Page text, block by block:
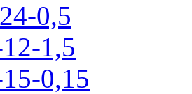
0,5
1,5
0,15